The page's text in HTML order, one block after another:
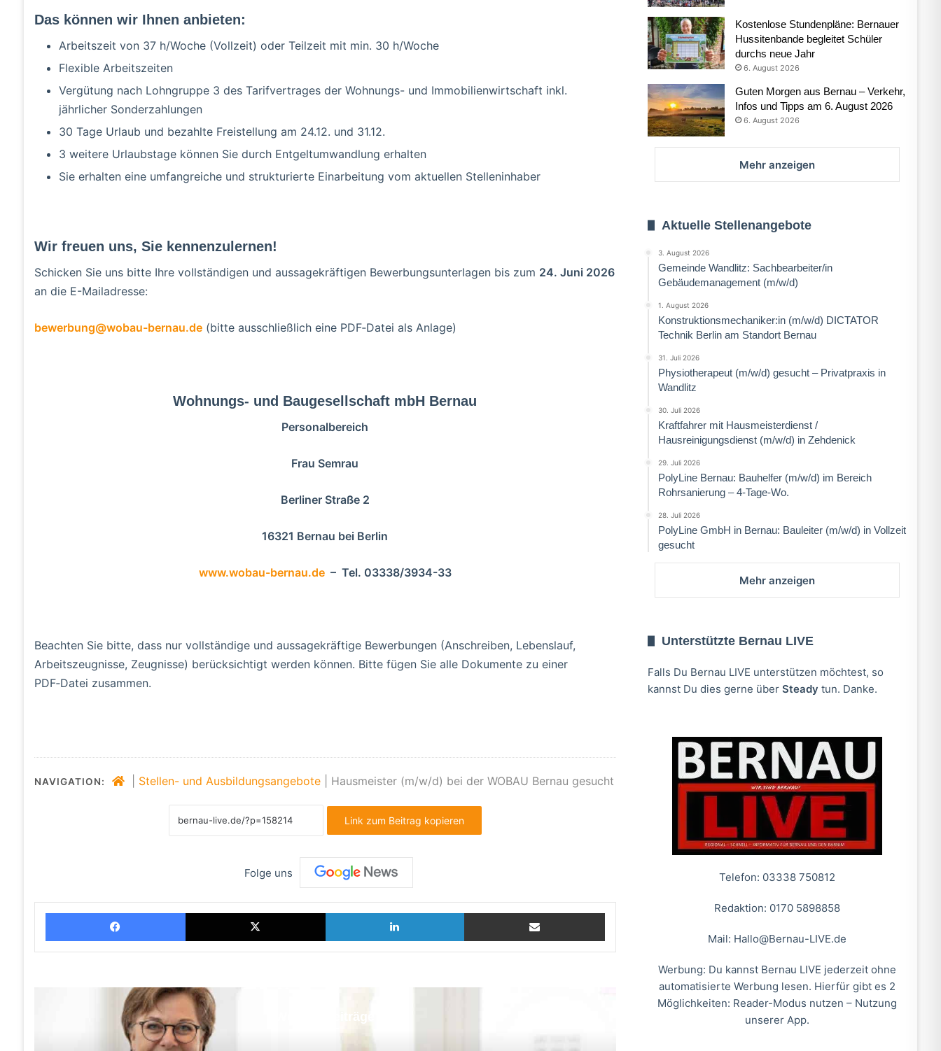
Das können wir Ihnen anbieten:
Arbeitszeit von 37 h/Woche (Vollzeit) oder Teilzeit mit min. 30 h/Woche
Flexible Arbeitszeiten
Vergütung nach Lohngruppe 3 des Tarifvertrages der Wohnungs- und Immobilienwirtschaft inkl.
jährlicher Sonderzahlungen
30 Tage Urlaub und bezahlte Freistellung am 24.12. und 31.12.
3 weitere Urlaubstage können Sie durch Entgeltumwandlung erhalten
Sie erhalten eine umfangreiche und strukturierte Einarbeitung vom aktuellen Stelleninhaber
Wir freuen uns, Sie kennenzulernen!
Schicken Sie uns bitte Ihre vollständigen und aussagekräftigen Bewerbungsunterlagen bis zum 24. Juni 2026
an die E-Mailadresse:
bewerbung@wobau-bernau.de(bitte ausschließlich eine PDF‑Datei als Anlage)
Wohnungs- und Baugesellschaft mbH Bernau
Personalbereich
Frau Semrau
Berliner Straße 2
16321 Bernau bei Berlin
www.wobau-bernau.de– Tel. 03338/3934-33
Beachten Sie bitte, dass nur vollständige und aussagekräftige Bewerbungen (Anschreiben, Lebenslauf,
Arbeitszeugnisse, Zeugnisse) berücksichtigt werden können. Bitte fügen Sie alle Dokumente zu einer
PDF‑Datei zusammen.
NAVIGATION: Stellen- und Ausbildungsangebote| Hausmeister (m/w/d) bei der WOBAU Bernau gesucht
Link zum Beitrag kopieren
Folge uns
Facebook X LinkedIn Teilen via E-Mail
Weitere Beiträge
Kostenlose Stundenpläne: Bernauer
Hussitenbande begleitet Schüler
durchs neue Jahr
6. August 2026
Guten Morgen aus Bernau – Verkehr,
Infos und Tipps am 6. August 2026
6. August 2026
Mehr anzeigen
Aktuelle Stellenangebote
3. August 2026
Gemeinde Wandlitz: Sachbearbeiter/in
Gebäudemanagement (m/w/d)
1. August 2026
Konstruktionsmechaniker:in (m/w/d) DICTATOR
Technik Berlin am Standort Bernau
31. Juli 2026
Physiotherapeut (m/w/d) gesucht – Privatpraxis in
Wandlitz
30. Juli 2026
Kraftfahrer mit Hausmeisterdienst /
Hausreinigungsdienst (m/w/d) in Zehdenick
29. Juli 2026
PolyLine Bernau: Bauhelfer (m/w/d) im Bereich
Rohrsanierung – 4-Tage-Wo.
28. Juli 2026
PolyLine GmbH in Bernau: Bauleiter (m/w/d) in Vollzeit
gesucht
Mehr anzeigen
Unterstützte Bernau LIVE
Falls Du Bernau LIVE unterstützen möchtest, so
kannst Du dies gerne über Steady tun. Danke.
Telefon: 03338 750812
Redaktion: 0170 5898858
Mail: Hallo@Bernau-LIVE.de
Werbung: Du kannst Bernau LIVE jederzeit ohne
automatisierte Werbung lesen. Hierfür gibt es 2
Möglichkeiten: Reader-Modus nutzen – Nutzung
unserer App.